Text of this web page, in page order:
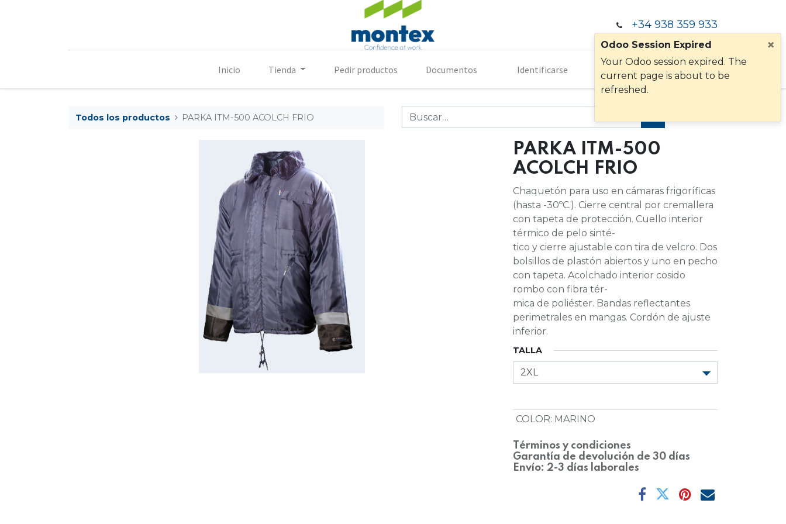
+34 938 359 933
Inicio Tienda Pedir productos Documentos Identificarse
Todos los productos PARKA ITM-500 ACOLCH FRIO
PARKA ITM-500
ACOLCH FRIO
Chaquetón para uso en cámaras frigoríficas
(hasta -30ºC.). Cierre central por cremallera
con tapeta de protección. Cuello interior
térmico de pelo sinté-
tico y cierre ajustable con tira de velcro. Dos
bolsillos de plastón abiertos y uno en pecho
con tapeta. Acolchado interior cosido
rombo con fibra tér-
mica de poliéster. Bandas reflectantes
perimetrales en mangas. Cordón de ajuste
inferior.
TALLA
COLOR: MARINO
Términos y condiciones
Garantía de devolución de 30 días
Envío: 2-3 días laborales
×
Odoo Session Expired
Your Odoo session expired. The
current page is about to be
refreshed.